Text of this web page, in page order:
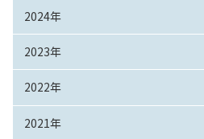
2024年
2023年
2022年
2021年